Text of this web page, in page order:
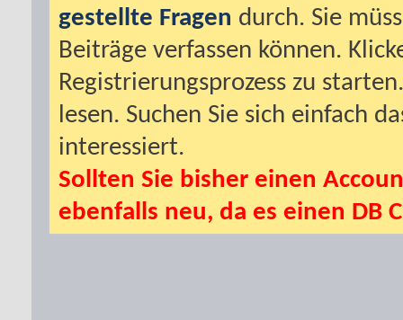
gestellte Fragen durch. Sie
Beiträge verfassen können.
Registrierungsprozess zu
lesen. Suchen Sie sich einfach
interessiert.
Sollten Sie bisher einen
ebenfalls neu, da es einen DB